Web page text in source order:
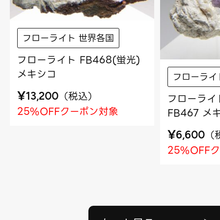
フローライト 世界各国
フローライト FB468(蛍光)
メキシコ
¥13,200 （税込）
25%OFFクーポン対象
フローラ
フローラ
FB467 メ
¥6,600 （
25%OFF